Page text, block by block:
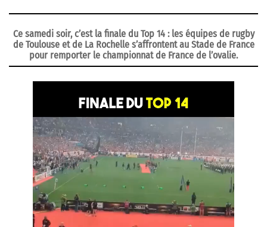
Ce samedi soir, c’est la finale du Top 14 : les équipes de rugby
de Toulouse et de La Rochelle s’affrontent au Stade de France
pour remporter le championnat de France de l’ovalie.